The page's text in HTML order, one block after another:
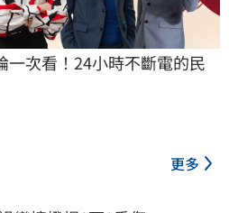
一次看！24小時不斷電的民
更多